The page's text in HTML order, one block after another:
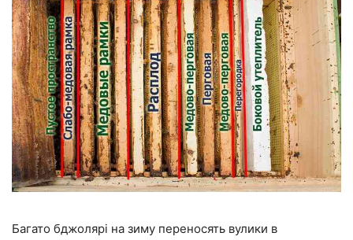
Багато бджолярі на зиму переносять вулики в